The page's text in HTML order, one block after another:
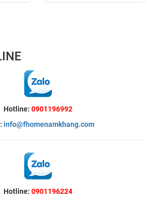
Hotline: 0901196992
info@fhomenamkhang.com
Hotline: 0901196224